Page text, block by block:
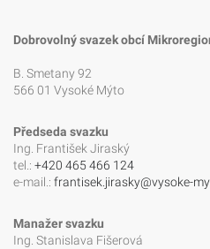
Dobrovolný svazek obcí
B. Smetany 92
566 01 Vysoké Mýto
Předseda svazku
Ing. František Jiraský
tel.: +420 465 466 124
e-mail.: frantisek.jirasky@vysoke-
Manažer svazku
Ing. Stanislava Fišerová